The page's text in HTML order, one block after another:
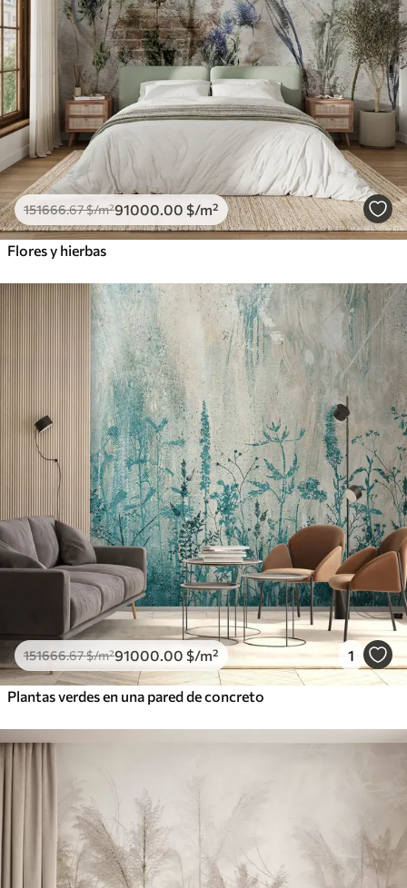
151666.67$/m²91000.00 $/m²
Flores y hierbas
151666.67$/m²91000.00 $/m² 1
Plantas verdes en una pared de concreto